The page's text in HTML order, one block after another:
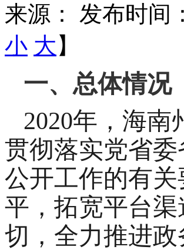
来源：
发布时间
小 大 】
一、总体情况
2020年， 海南
贯彻落实党省委
公开工作的有
平，拓宽平台
切，全力推进政